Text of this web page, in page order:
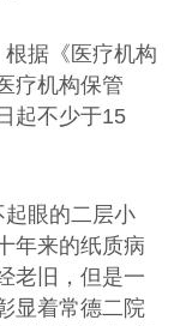
据《医疗机构
疗机构保管
起不少于15
眼的二层小
年来的纸质病
老旧，但是一
显着常德二院